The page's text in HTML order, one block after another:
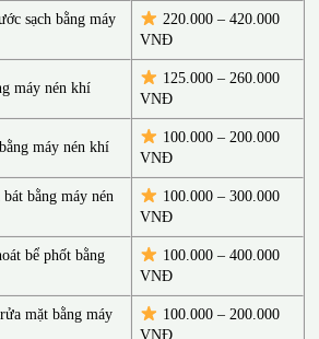
sạch bằng máy
220.000 – 420.000
VNĐ
máy nén khí
125.000 – 260.000
VNĐ
máy nén khí
100.000 – 200.000
VNĐ
bằng máy nén
100.000 – 300.000
VNĐ
bể phốt bằng
100.000 – 400.000
VNĐ
mặt bằng máy
100.000 – 200.000
VNĐ